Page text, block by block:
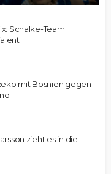
Schalke-Team
mit Bosnien gegen
zieht es in die